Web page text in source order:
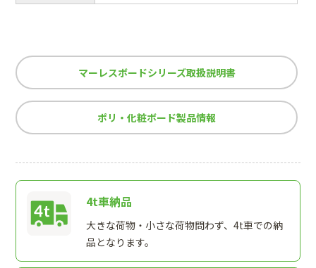
マーレスボードシリーズ取扱説明書
ポリ・化粧ボード製品情報
4t車納品
大きな荷物・小さな荷物問わず、4t車での納
品となります。